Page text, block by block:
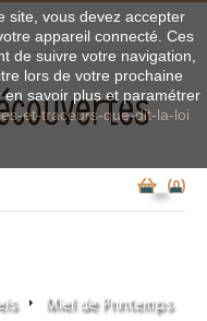
0
Miel de Printemps
site, vous devez accepter
appareil connecté. Ces
de suivre votre navigation,
lors de votre prochaine
savoir plus et paramétrer
et-traceurs-que-dit-la-loi